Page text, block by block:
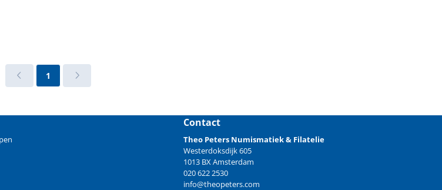
1
Contact
Theo Peters Numismatiek & Filatelie
Westerdoksdijk 605
1013 BX Amsterdam
020 622 2530
info@theopeters.com